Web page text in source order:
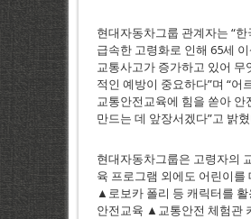
현대자동차그룹 관계자는 “한
급속한 고령화로 인해 65세
교통사고가 증가하고 있어 무
적인 예방이 중요하다”며 “어
교통안전교육에 힘을 쏟아 안
만드는 데 앞장서겠다”고 밝
현대자동차그룹은 고령자의
육 프로그램 외에도 어린이를
▲로보카 폴리 등 캐릭터를 활
안전교육 ▲교통안전 체험관